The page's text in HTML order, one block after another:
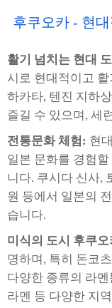
후쿠오카 - 현
활기 넘치는 현대
시로 현대적이고
하카타, 텐진 지하
즐길 수 있으며, 세
전통문화 체험: 현
일본 문화를 경험
니다. 쿠시다 신사,
원 등에서 일본의
습니다.
미식의 도시 후쿠오
명하며, 특히 돈코
다양한 종류의 라
라멘 등 다양한 지